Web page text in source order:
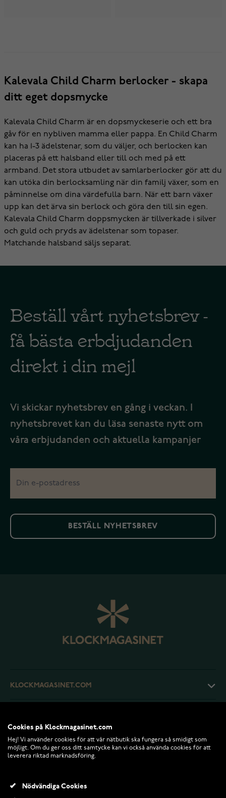
Kalevala Child Charm berlocker - skapa
ditt eget dopsmycke
Kalevala Child Charm är en dopsmyckeserie och ett bra
gåv för en nybliven mamma eller pappa. En Child Charm
kan ha 1-3 ädelstenar, som du väljer, och berlocken kan
placeras på ett halsband eller till och med på ett
armband. Det stora utbudet av samlarberlocker gör att du
kan utöka din berlocksamling när din familj växer, som en
påminnelse om dina värdefulla barn. När ett barn växer
upp kan det ärva sin berlock och göra den till sin egen.
Kalevala Child Charm doppsmycken är tillverkade i silver
och guld och pryds av ädelstenar som topaser.
Matchande halsband säljs separat.
Beställ vårt nyhetsbrev -
få bästa erbdjudanden
direkt i din mejl
Vi skickar nyhetsbrev en gång i veckan. I
nyhetsbrevet kan du läsa senaste nytt om
våra erbjudanden och aktuella kampanjer
BESTÄLL NYHETSBREV
KLOCKMAGASINET.COM
RETURER OCH VILLKOR
Cookies på Klockmagasinet.com
Hej! Vi använder cookies för att vår nätbutik ska fungera så smidigt som
möjligt. Om du ger oss ditt samtycke kan vi också använda cookies för att
leverera riktad marknadsföring.
Nödvändiga Cookies